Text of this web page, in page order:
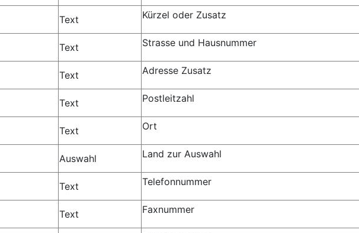
Text Kürzel oder Zusatz
Text Strasse und Hausnummer
Text Adresse Zusatz
Text Postleitzahl
Text Ort
Auswahl Land zur Auswahl
Text Telefonnummer
Text Faxnummer